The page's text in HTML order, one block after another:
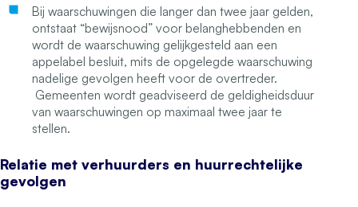
Bij waarschuwingen die langer dan twee jaar gelden,
ontstaat “bewijsnood” voor belanghebbenden en
wordt de waarschuwing gelijkgesteld aan een
appelabel besluit, mits de opgelegde waarschuwing
nadelige gevolgen heeft voor de overtreder.
Gemeenten wordt geadviseerd de geldigheidsduur
van waarschuwingen op maximaal twee jaar te
stellen.
Relatie met verhuurders en huurrechtelijke
gevolgen